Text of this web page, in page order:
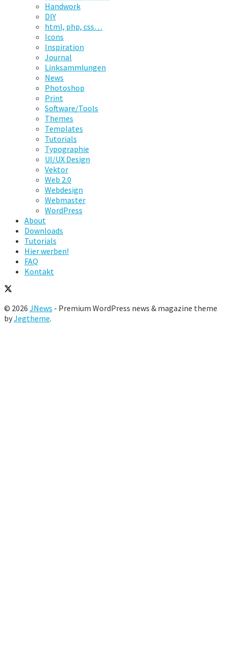
Handwork
DIY
html, php, css…
Icons
Inspiration
Journal
Linksammlungen
News
Photoshop
Print
Software/Tools
Themes
Templates
Tutorials
Typographie
UI/UX Design
Vektor
Web 2.0
Webdesign
Webmaster
WordPress
About
Downloads
Tutorials
Hier werben!
FAQ
Kontakt
© 2026 JNews - Premium WordPress news & magazine theme
byJegtheme.